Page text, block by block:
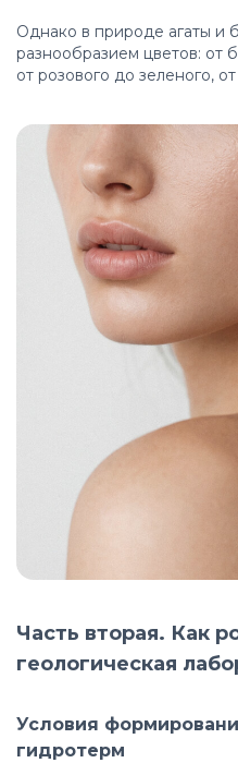
Однако в природе агаты и
разнообразием цветов: от
от розового до зеленого,
Часть вторая. Как
геологическая
Условия
гидротерм